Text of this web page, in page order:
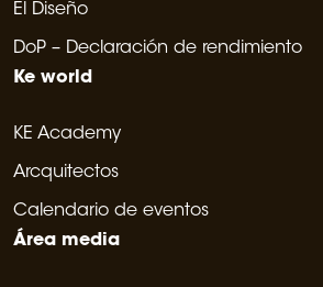
El Diseño
DoP – Declaración de rendimiento
Ke world
KE Academy
Arcquitectos
Calendario de eventos
Área media